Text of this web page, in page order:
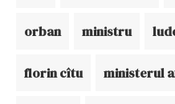
orban ministru
florin cîtu ministerul